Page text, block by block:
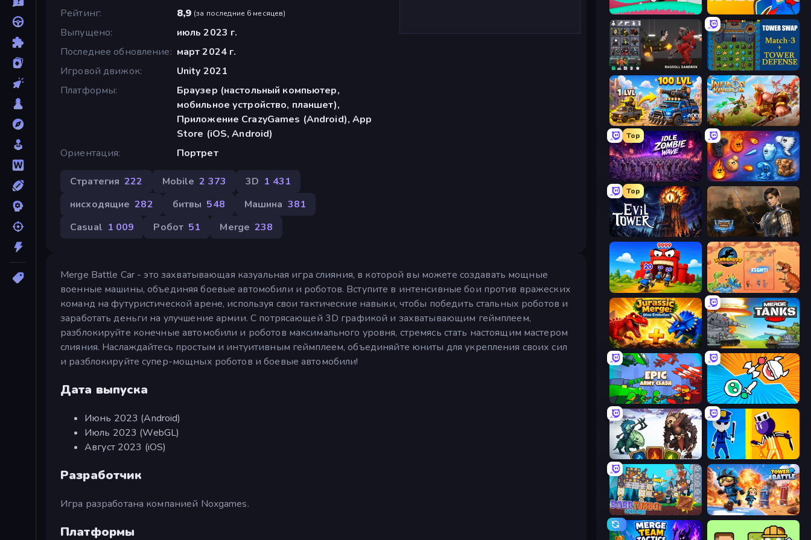
Рейтинг
8,9 (за последние 6 месяцев)
Выпущено
июль 2023 г.
Последнее обновление
март 2024 г.
Игровой движок
Unity 2021
Платформы
Браузер (настольный компьютер,
мобильное устройство, планшет),
Приложение CrazyGames (Android), App
Store (iOS, Android)
Ориентация
Портрет
Стратегия 222 Mobile 2 373 3D 1 431
нисходящие 282 битвы 548 Машина 381
Casual 1 009 Робот 51 Merge 238
Merge Battle Car - это захватывающая казуальная игра слияния, в которой вы можете создавать мощные
военные машины, объединяя боевые автомобили и роботов. Вступите в интенсивные бои против вражеских
команд на футуристической арене, используя свои тактические навыки, чтобы победить стальных роботов и
заработать деньги на улучшение армии. С потрясающей 3D графикой и захватывающим геймплеем,
разблокируйте конечные автомобили и роботов максимального уровня, стремясь стать настоящим мастером
слияния. Наслаждайтесь простым и интуитивным геймплеем, объединяйте юниты для укрепления своих сил
и разблокируйте супер-мощных роботов и боевые автомобили!
Дата выпуска
Июнь 2023 (Android)
Июль 2023 (WebGL)
Август 2023 (iOS)
Разработчик
Игра разработана компанией Noxgames.
Платформы
Merge & Construct Ninja Hands
Last Play: Ragdoll Sandbox Tower Swap
AOD - Art Of Defense Infinity Kingdom
Top
Idle Zombie Wave: Survivors Elemental Merge
Top
Evil Tower Battle Arena
TimeWarriors Dinosaurs Merge Master
Jurassic Merge: Dino Evolution Merge Master Tanks: Tank Wars
Epic Army Clash Merge Knights!
Dark Stones: Card Battle RPG
Bobr Turbo: Craft Cars Tower Battle